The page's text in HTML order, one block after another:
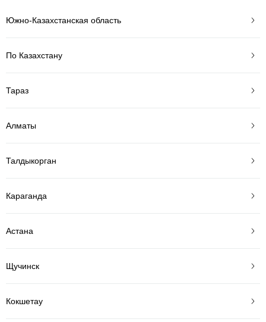
Южно-Казахстанская область
По Казахстану
Тараз
Алматы
Талдыкорган
Караганда
Астана
Щучинск
Кокшетау